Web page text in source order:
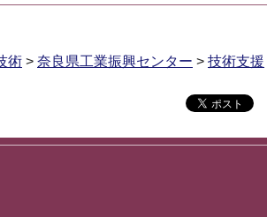
術 > 奈良県工業振興センター > 技術支援